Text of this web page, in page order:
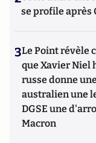
se profile après
3Le Point révèle
que Xavier Niel
russe donne
australien une
DGSE une
Macron